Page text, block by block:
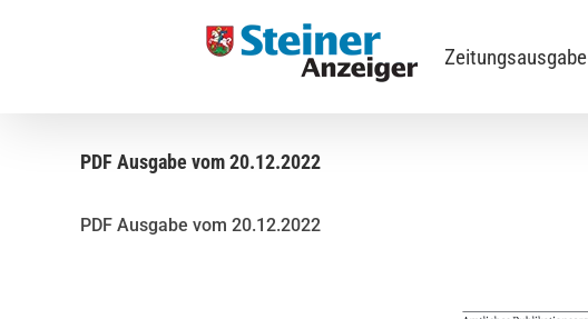
Zeitungsausgabe
PDF Ausgabe vom 20.12.2022
PDF Ausgabe vom 20.12.2022